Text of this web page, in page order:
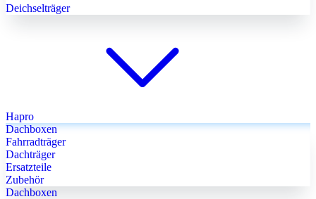
Deichselträger
Hapro
Dachboxen
Fahrradträger
Dachträger
Ersatzteile
Zubehör
Dachboxen